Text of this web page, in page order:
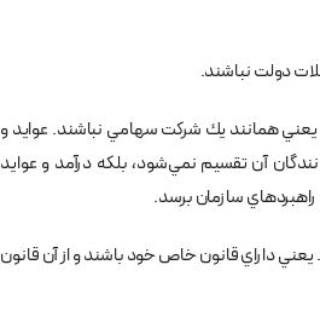
دولت نباشند.
يعني همانند يك شركت سهامي نباشند. عوايد و
آن تقسيم نمي‌شود، بلكه درآمد و عوايد
سازمان برسد.
داراي قانون خاص خود باشند و از آن قانون